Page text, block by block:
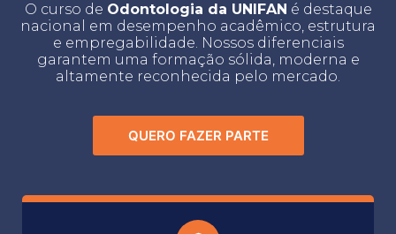
O curso de Odontologia da UNIFAN é destaque
nacional em desempenho acadêmico, estrutura
e empregabilidade. Nossos diferenciais
garantem uma formação sólida, moderna e
altamente reconhecida pelo mercado.
QUERO FAZER PARTE